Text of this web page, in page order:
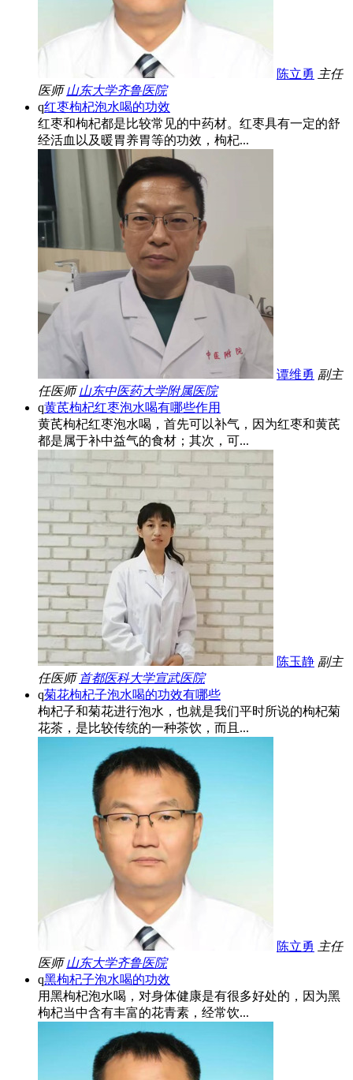
陈立勇 主任
医师 山东大学齐鲁医院
q红枣枸杞泡水喝的功效
红枣和枸杞都是比较常见的中药材。红枣具有一定的舒
经活血以及暖胃养胃等的功效，枸杞...
谭维勇 副主
任医师 山东中医药大学附属医院
q黄芪枸杞红枣泡水喝有哪些作用
黄芪枸杞红枣泡水喝，首先可以补气，因为红枣和黄芪
都是属于补中益气的食材；其次，可...
陈玉静 副主
任医师 首都医科大学宣武医院
q菊花枸杞子泡水喝的功效有哪些
枸杞子和菊花进行泡水，也就是我们平时所说的枸杞菊
花茶，是比较传统的一种茶饮，而且...
陈立勇 主任
医师 山东大学齐鲁医院
q黑枸杞子泡水喝的功效
用黑枸杞泡水喝，对身体健康是有很多好处的，因为黑
枸杞当中含有丰富的花青素，经常饮...